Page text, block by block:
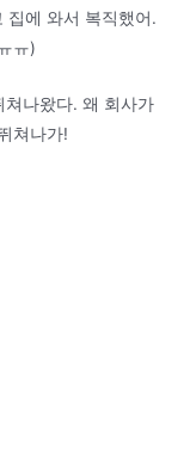
집에 와서 복직했어.
ㅠ)
쳐나왔다. 왜 회사가
쳐나가!